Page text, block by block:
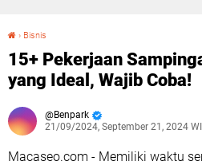
› Bisnis
15+ Pekerjaan
yang Ideal, Wajib Coba!
Benpark
21/09/2024, September 21, 2024
Macaseo.com - Memiliki waktu